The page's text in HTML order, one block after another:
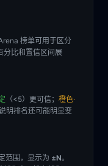
榜单可用于区分
分比和置信区间展
（<5）更可信； 橙色·
明排名还可能明显变
范围，显示为 ±N。